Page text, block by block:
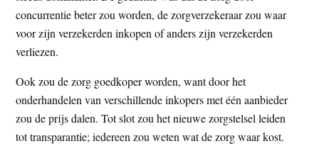
concurrentie beter zou worden, de zorgverzekeraar zou waar
voor zijn verzekerden inkopen of anders zijn verzekerden
verliezen.
Ook zou de zorg goedkoper worden, want door het
onderhandelen van verschillende inkopers met één aanbieder
zou de prijs dalen. Tot slot zou het nieuwe zorgstelsel leiden
tot transparantie; iedereen zou weten wat de zorg waar kost.